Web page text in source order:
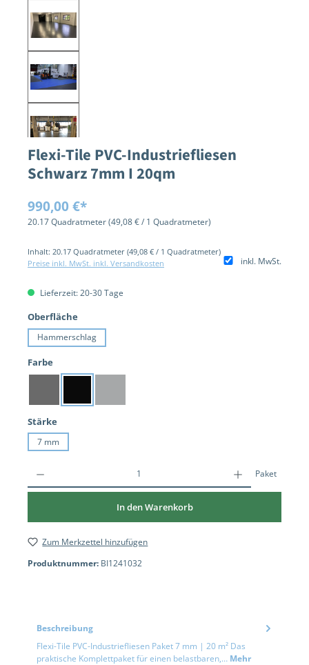
Flexi-Tile PVC-Industriefliesen
Schwarz 7mm I 20qm
Regulärer Preis:
990,00 €*
20.17 Quadratmeter(49,08 € / 1 Quadratmeter)
Inhalt: 20.17 Quadratmeter (49,08 € / 1 Quadratmeter)
inkl. MwSt.
Preise inkl. MwSt. inkl. Versandkosten
Lieferzeit: 20-30 Tage
Oberfläche
Hammerschlag
Farbe
Stärke
7 mm
Paket
In den Warenkorb
Zum Merkzettel hinzufügen
Produktnummer: BI1241032
Beschreibung
Flexi-Tile PVC-Industriefliesen Paket 7 mm | 20 m² Das
praktische Komplettpaket für einen belastbaren,… Mehr